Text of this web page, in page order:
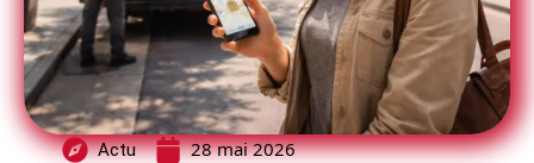
Actu 28 mai 2026